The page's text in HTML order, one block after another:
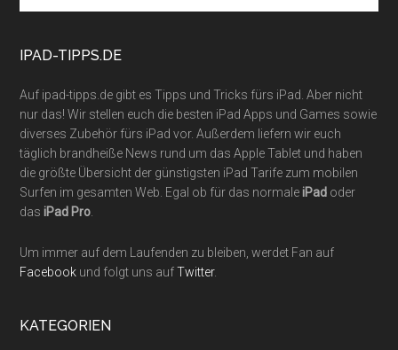
site
IPAD-TIPPS.DE
Auf ipad-tipps.de gibt es Tipps und Tricks fürs iPad. Aber nicht
nur das! Wir stellen euch die besten iPad Apps und Games sowie
diverses Zubehör fürs iPad vor. Außerdem liefern wir euch
täglich brandheiße News rund um das Apple Tablet und haben
die größte Übersicht der günstigsten iPad Tarife zum mobilen
Surfen im gesamten Web. Egal ob für das normaleiPad oder
dasiPad Pro
Um immer auf dem Laufenden zu bleiben, werdet Fan auf
Facebook und folgt uns aufTwitter.
KATEGORIEN